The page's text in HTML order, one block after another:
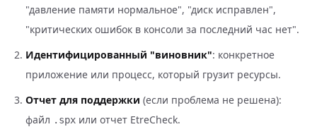
"давление памяти нормальное", "диск исправлен",
"критических ошибок в консоли за последний час нет".
Идентифицированный "виновник": конкретное
приложение или процесс, который грузит ресурсы.
Отчет для поддержки (если проблема не решена):
файл .spx или отчет EtreCheck.